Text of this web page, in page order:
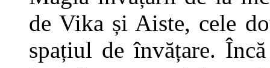
de Vika și Aiste, cele
spațiul de învățare.